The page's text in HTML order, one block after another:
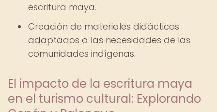
escritura maya.
Creación de materiales didácticos
adaptados a las necesidades de las
comunidades indígenas.
El impacto de la escritura maya
en el turismo cultural: Explorando